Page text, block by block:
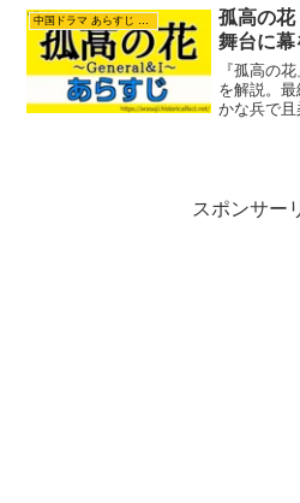
王宮へ潜入
訴する彼女
酷で衝撃
孤高の花
舞台に
『孤高の
を解説。
かな兵で且
ピソードを
スポンサー